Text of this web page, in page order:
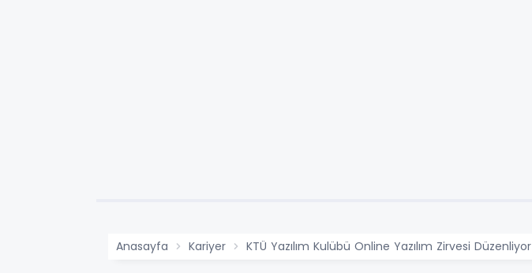
Anasayfa Kariyer KTÜ Yazılım Kulübü Online Yazılım Zirvesi Düzenliyor